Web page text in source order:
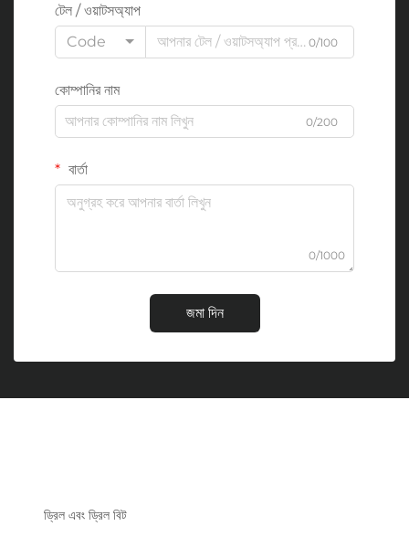
টেল / ওয়াটসঅ্যাপ
Code
0/100
কোম্পানির নাম
0/200
বার্তা
0/1000
জমা দিন
ড্রিল এবং ড্রিল বিট